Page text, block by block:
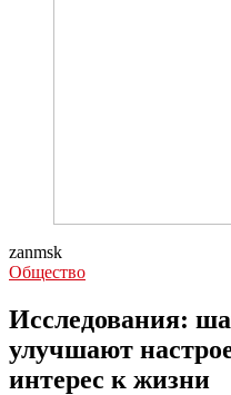
zanmsk
Общество
Исследования:
улучшают
интерес к жизни